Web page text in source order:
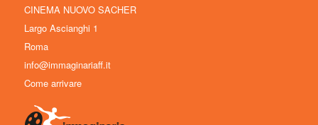
CINEMA NUOVO SACHER
Largo Ascianghi 1
Roma
info@immaginariaff.it
Come arrivare